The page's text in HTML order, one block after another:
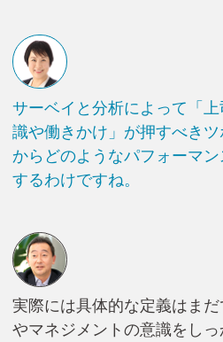
サーベイと分析によって「
識や働きかけ」が押すべき
からどのようなパフォーマ
するわけですね。
実際には具体的な定義はま
やマネジメントの意識をし